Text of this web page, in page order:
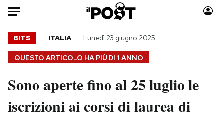
Auto
HOME
Italia
Politica
Moda
Consumismi
QUESTO ARTICOLO HA PIÙ DI 1 ANNO
BITS ITALIA Lunedì 23 giugno 2025
Sono aperte fino al 25 luglio le
iscrizioni ai corsi di laurea di